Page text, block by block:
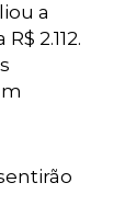
a
2.112.